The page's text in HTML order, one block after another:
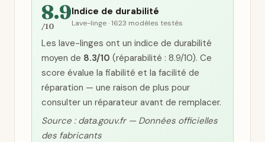
8.9
/10
Indice de durabilité
Lave-linge · 1623 modèles testés
Les lave-linges ont un indice de durabilité
moyen de 8.3/10 (réparabilité : 8.9/10). Ce
score évalue la fiabilité et la facilité de
réparation — une raison de plus pour
consulter un réparateur avant de remplacer.
Source : data.gouv.fr — Données officielles
des fabricants